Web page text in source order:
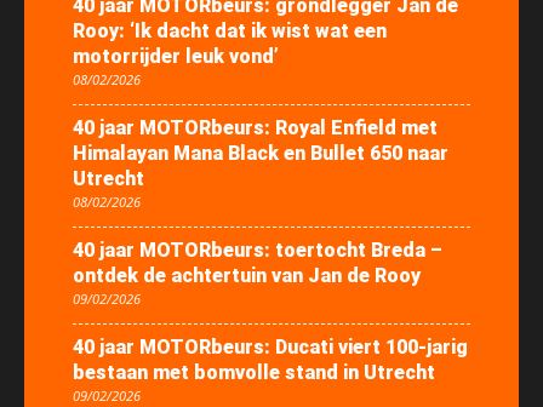
40 jaar MOTORbeurs: grondlegger Jan de
Rooy: ‘Ik dacht dat ik wist wat een
motorrijder leuk vond’
08/02/2026
40 jaar MOTORbeurs: Royal Enfield met
Himalayan Mana Black en Bullet 650 naar
Utrecht
08/02/2026
40 jaar MOTORbeurs: toertocht Breda –
ontdek de achtertuin van Jan de Rooy
09/02/2026
40 jaar MOTORbeurs: Ducati viert 100-jarig
bestaan met bomvolle stand in Utrecht
09/02/2026